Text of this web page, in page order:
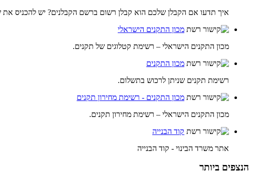
איך תדעו אם הקבלן שלכם הוא קבלן רשום ברשם הקבלנים? יש להכניס
מכון התקנים הישראלי
מכון התקנים הישראלי – רשימת קטלוגים של תקנים.
מכון התקנים
רשימת תקנים שניתן לרכוש בתשלום.
מכון התקנים - רשימת מחירון תקנים
מכון התקנים הישראלי – רשימת מחירון תקנים.
קוד הבנייה
אתר משרד הבינוי - קוד הבנייה
הנצפים ביותר